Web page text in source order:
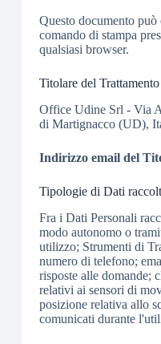
Questo documento può
comando di stampa
qualsiasi browser.
Titolare del
Office Udine Srl - Via
di Martignacco (UD),
Indirizzo email del
Tipologie di Dati
Fra i Dati Personali
modo autonomo o
utilizzo; Strumenti di
numero di telefono;
risposte alle domande;
relativi ai sensori di
posizione relativa allo
comunicati durante